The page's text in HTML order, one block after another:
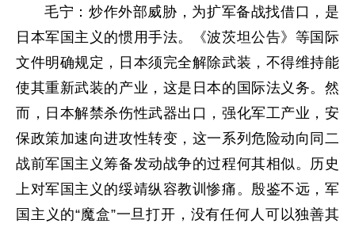
毛宁：炒作外部威胁，为扩军备战找借口，是
日本军国主义的惯用手法。《波茨坦公告》等国际
文件明确规定，日本须完全解除武装，不得维持能
使其重新武装的产业，这是日本的国际法义务。然
而，日本解禁杀伤性武器出口，强化军工产业，安
保政策加速向进攻性转变，这一系列危险动向同二
战前军国主义筹备发动战争的过程何其相似。历史
上对军国主义的绥靖纵容教训惨痛。殷鉴不远，军
国主义的“魔盒”一旦打开，没有任何人可以独善其